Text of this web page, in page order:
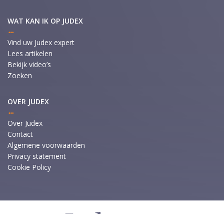
WAT KAN IK OP JUDEX
Vind uw Judex expert
Lees artikelen
Bekijk video’s
Zoeken
OVER JUDEX
Over Judex
Contact
Algemene voorwaarden
Privacy statement
Cookie Policy